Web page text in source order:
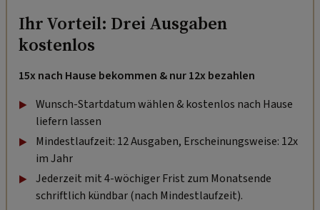
Ihr Vorteil: Drei Ausgaben
kostenlos
15x nach Hause bekommen & nur 12x bezahlen
Wunsch-Startdatum wählen & kostenlos nach Hause
liefern lassen
Mindestlaufzeit: 12 Ausgaben, Erscheinungsweise: 12x
im Jahr
Jederzeit mit 4-wöchiger Frist zum Monatsende
schriftlich kündbar (nach Mindestlaufzeit).